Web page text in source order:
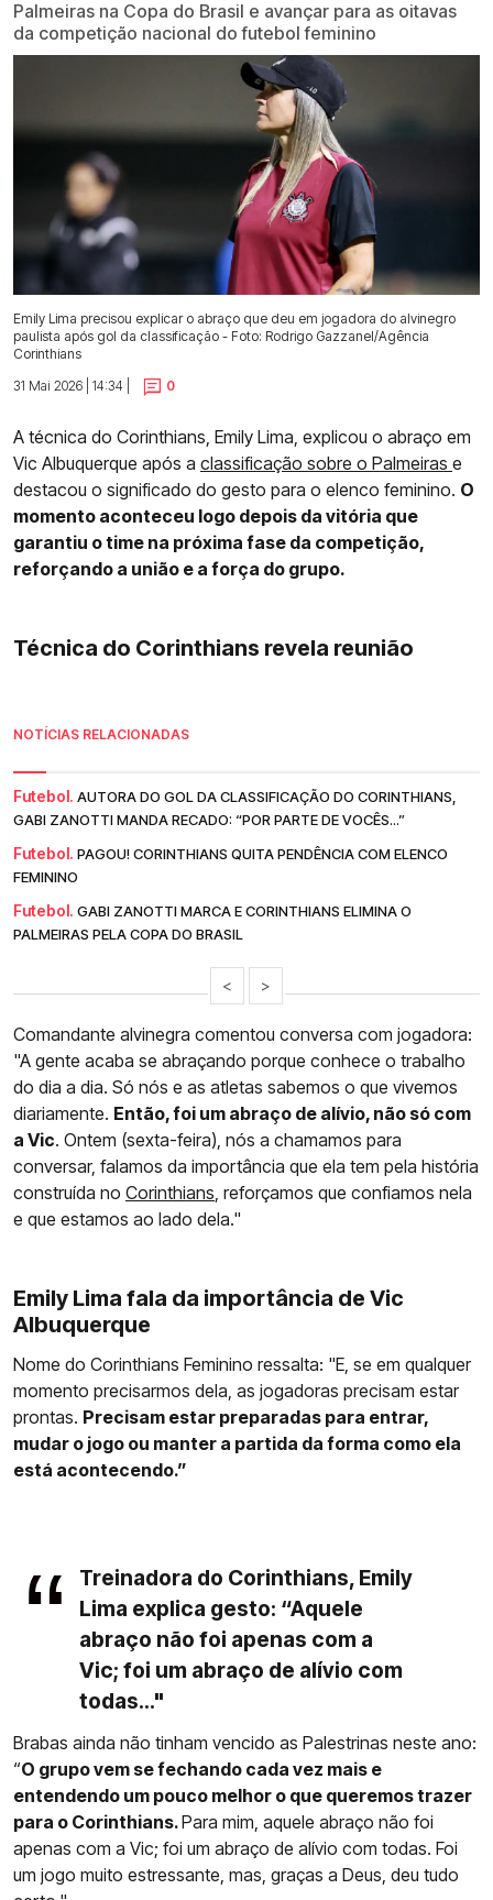
Palmeiras na Copa do Brasil e avançar para as oitavas
da competição nacional do futebol feminino
Emily Lima precisou explicar o abraço que deu em jogadora do alvinegro
paulista após gol da classificação - Foto: Rodrigo Gazzanel/Agência
Corinthians
31 Mai 2026 | 14:34 |
0
A técnica do Corinthians, Emily Lima, explicou o abraço em
Vic Albuquerque após a classificação sobre o Palmeiras e
destacou o significado do gesto para o elenco feminino. O
momento aconteceu logo depois da vitória que
garantiu o time na próxima fase da competição,
reforçando a união e a força do grupo.
Técnica do Corinthians revela reunião
NOTÍCIAS RELACIONADAS
Futebol. AUTORA DO GOL DA CLASSIFICAÇÃO DO CORINTHIANS,
GABI ZANOTTI MANDA RECADO: “POR PARTE DE VOCÊS...”
Futebol. PAGOU! CORINTHIANS QUITA PENDÊNCIA COM ELENCO
FEMININO
Futebol. GABI ZANOTTI MARCA E CORINTHIANS ELIMINA O
PALMEIRAS PELA COPA DO BRASIL
< >
Comandante alvinegra comentou conversa com jogadora:
"A gente acaba se abraçando porque conhece o trabalho
do dia a dia. Só nós e as atletas sabemos o que vivemos
diariamente. Então, foi um abraço de alívio, não só com
a Vic. Ontem (sexta-feira), nós a chamamos para
conversar, falamos da importância que ela tem pela história
construída no Corinthians, reforçamos que confiamos nela
e que estamos ao lado dela."
Emily Lima fala da importância de Vic
Albuquerque
Nome do Corinthians Feminino ressalta: "E, se em qualquer
momento precisarmos dela, as jogadoras precisam estar
prontas. Precisam estar preparadas para entrar,
mudar o jogo ou manter a partida da forma como ela
está acontecendo.”
Treinadora do Corinthians, Emily
Lima explica gesto: “Aquele
abraço não foi apenas com a
Vic; foi um abraço de alívio com
todas..."
Brabas ainda não tinham vencido as Palestrinas neste ano:
“O grupo vem se fechando cada vez mais e
entendendo um pouco melhor o que queremos trazer
para o Corinthians.Para mim, aquele abraço não foi
apenas com a Vic; foi um abraço de alívio com todas. Foi
um jogo muito estressante, mas, graças a Deus, deu tudo